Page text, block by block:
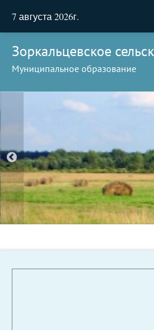
7 августа 2026г.
Зоркальцевское
Муниципальное образование